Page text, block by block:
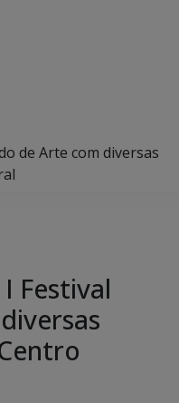
de Arte com diversas
Festival